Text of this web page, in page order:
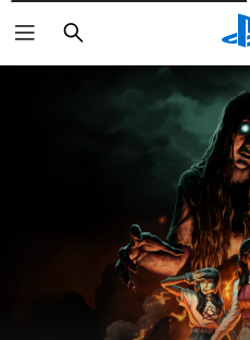
Søg